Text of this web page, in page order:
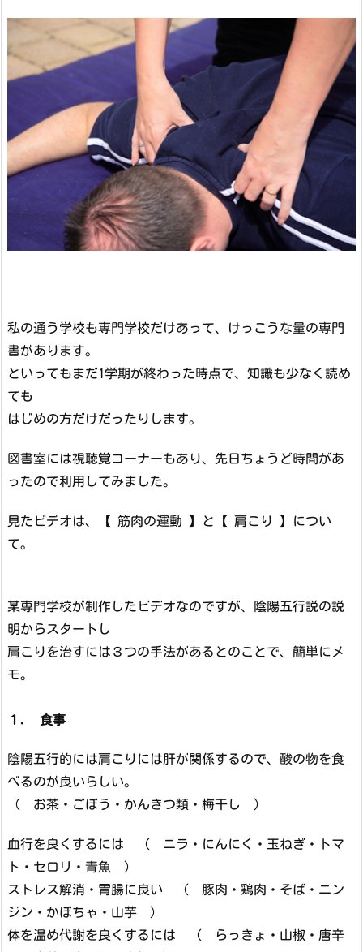
私の通う学校も専門学校だけあって、けっこうな量の専門
書があります。
といってもまだ1学期が終わった時点で、知識も少なく読め
ても
はじめの方だけだったりします。
図書室には視聴覚コーナーもあり、先日ちょうど時間があ
ったので利用してみました。
見たビデオは、【 筋肉の運動 】と【 肩こり 】につい
て。
某専門学校が制作したビデオなのですが、陰陽五行説の説
明からスタートし
肩こりを治すには３つの手法があるとのことで、簡単にメ
モ。
１. 食事
陰陽五行的には肩こりには肝が関係するので、酸の物を食
べるのが良いらしい。
（ お茶・ごぼう・かんきつ類・梅干し ）
血行を良くするには （ ニラ・にんにく・玉ねぎ・トマ
ト・セロリ・青魚 ）
ストレス解消・胃腸に良い （ 豚肉・鶏肉・そば・ニン
ジン・かぼちゃ・山芋 ）
体を温め代謝を良くするには （ らっきょ・山椒・唐辛